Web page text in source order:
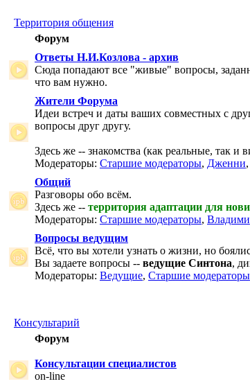
Территория общения
Форум
Ответы Н.И.Козлова - архив
Сюда попадают все "живые" вопросы,
что вам нужно.
Жители Форума
Идеи встреч и даты ваших совместных с
вопросы друг другу.
Здесь же -- знакомства (как реальные, так и
Модераторы: Старшие модераторы, Дженни,
Общий
Разговоры обо всём.
Здесь же -- территория адаптации для
Модераторы: Старшие модераторы,
Вопросы ведущим
Всё, что вы хотели узнать о жизни, но
Вы задаете вопросы -- ведущие Синтона,
Модераторы: Ведущие, Старшие модераторы
Консультарий
Форум
Консультации специалистов
on-line